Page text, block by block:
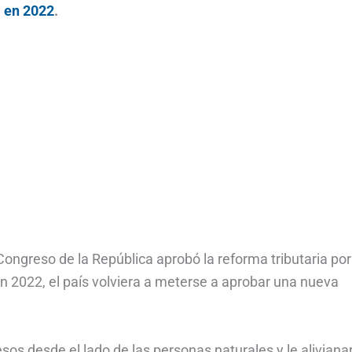
2022.
de la República aprobó la reforma tributaria por
2022, el país volviera a meterse a aprobar una nueva